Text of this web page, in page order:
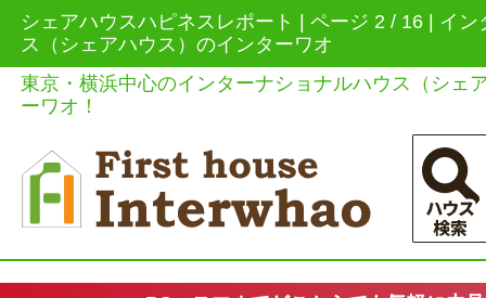
シェアハウスハピネスレポート | ページ 2 / 16 | イ
ス（シェアハウス）のインターワオ
東京・横浜中心のインターナショナルハウス（シェ
ーワオ！